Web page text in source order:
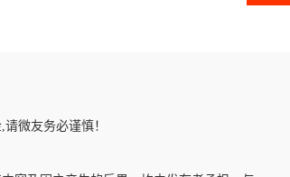
微友务必谨慎！